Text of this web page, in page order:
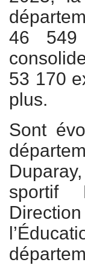
46 549
53 170
plus.
Sont
sportif